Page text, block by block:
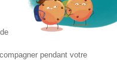
Côte d'Azur